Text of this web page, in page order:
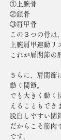
①上腕骨
②鎖骨
③肩甲骨
この３つの骨は
上腕肩甲連動リ
これが肩関節の
さらに、肩関節
動く関節。
でも大きく動く
えることもでき
脱臼しやすい関
だからこそ筋肉
です。